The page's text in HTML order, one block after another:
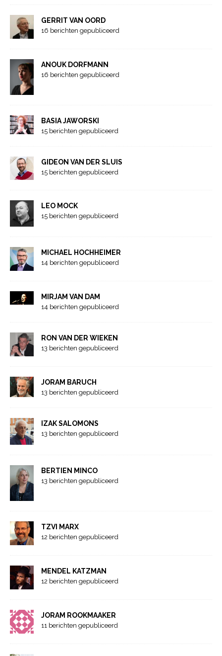
GERRIT VAN OORD
16 berichten gepubliceerd
ANOUK DORFMANN
16 berichten gepubliceerd
BASIA JAWORSKI
15 berichten gepubliceerd
GIDEON VAN DER SLUIS
15 berichten gepubliceerd
LEO MOCK
15 berichten gepubliceerd
MICHAEL HOCHHEIMER
14 berichten gepubliceerd
MIRJAM VAN DAM
14 berichten gepubliceerd
RON VAN DER WIEKEN
13 berichten gepubliceerd
JORAM BARUCH
13 berichten gepubliceerd
IZAK SALOMONS
13 berichten gepubliceerd
BERTIEN MINCO
13 berichten gepubliceerd
TZVI MARX
12 berichten gepubliceerd
MENDEL KATZMAN
12 berichten gepubliceerd
JORAM ROOKMAAKER
11 berichten gepubliceerd